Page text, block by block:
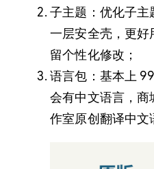
子主题：优化子主
一层安全壳，更好
留个性化修改；
语言包：基本上
会有中文语言，商
作室原创翻译中文